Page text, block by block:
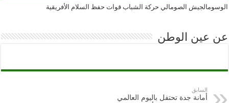
الوسومالجيش الصومالي حركة الشباب قوات حفظ السلام الأفريقية
عن عين الوطن
السابق
أمانة جدة تحتفل باليوم العالمي